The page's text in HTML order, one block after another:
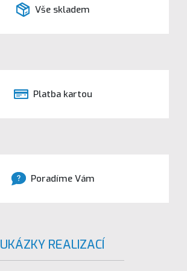
Vše skladem
Platba kartou
Poradíme Vám
UKÁZKY REALIZACÍ